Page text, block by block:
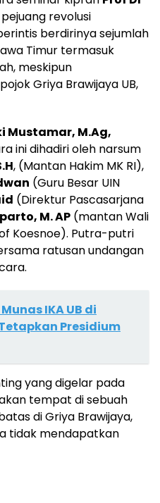
revolusi
berdirinya sejumlah
Timur termasuk
meskipun
Griya Brawijaya UB,
Mustamar, M.Ag,
ini dihadiri oleh narsum
, (Mantan Hakim MK RI),
(Guru Besar UIN
(Direktur Pascasarjana
M. AP (mantan Wali
Koesnoe). Putra-putri
ratusan undangan
IKA UB di
Presidium
yang digelar pada
tempat di sebuah
di Griya Brawijaya,
tidak mendapatkan